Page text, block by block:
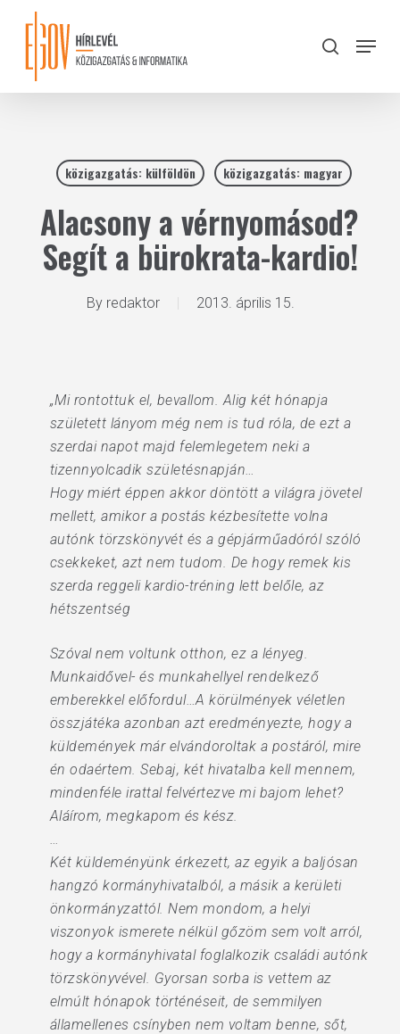
content
search
Menu
közigazgatás: külföldön közigazgatás: magyar
Alacsony a vérnyomásod?
Segít a bürokrata-kardio!
By redaktor 2013. április 15.
„Mi rontottuk el, bevallom. Alig két hónapja
született lányom még nem is tud róla, de ezt a
szerdai napot majd felemlegetem neki a
tizennyolcadik születésnapján…
Hogy miért éppen akkor döntött a világra jövetel
mellett, amikor a postás kézbesítette volna
autónk törzskönyvét és a gépjárműadóról szóló
csekkeket, azt nem tudom. De hogy remek kis
szerda reggeli kardio-tréning lett belőle, az
hétszentség
Szóval nem voltunk otthon, ez a lényeg.
Munkaidővel- és munkahellyel rendelkező
emberekkel előfordul…A körülmények véletlen
összjátéka azonban azt eredményezte, hogy a
küldemények már elvándoroltak a postáról, mire
én odaértem. Sebaj, két hivatalba kell mennem,
mindenféle irattal felvértezve mi bajom lehet?
Aláírom, megkapom és kész.
…
Két küldeményünk érkezett, az egyik a baljósan
hangzó kormányhivatalból, a másik a kerületi
önkormányzattól. Nem mondom, a helyi
viszonyok ismerete nélkül gőzöm sem volt arról,
hogy a kormányhivatal foglalkozik családi autónk
törzskönyvével. Gyorsan sorba is vettem az
elmúlt hónapok történéseit, de semmilyen
államellenes csínyben nem voltam benne, sőt,
Close